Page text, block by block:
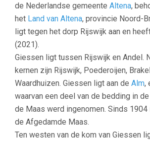
de Nederlandse gemeente Altena,
het Land van Altena, provincie Noord-
ligt tegen het dorp Rijswijk aan en
(2021).
Giessen ligt tussen Rijswijk en Andel.
kernen zijn Rijswijk, Poederoijen,
Waardhuizen. Giessen ligt aan de Alm,
waarvan een deel van de bedding in
de Maas werd ingenomen. Sinds 1904
de Afgedamde Maas.
Ten westen van de kom van Giessen